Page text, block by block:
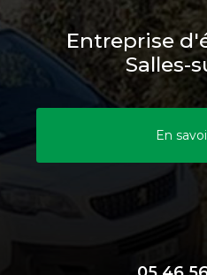
Entreprise
Salles-
En